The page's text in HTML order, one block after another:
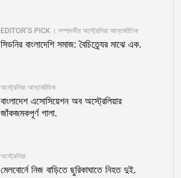
EDITOR'S PICK । সম্পাদকীয় অস্ট্রেলিয়া আন্তর্জাতিক
সিডনির বাংলাদেশি সমাজ: বৈচিত্র্যের মাঝে এক.
অস্ট্রেলিয়া আন্তর্জাতিক
বাংলাদেশ এসোসিয়েশন অব অস্ট্রেলিয়ার
জাঁকজমকপূর্ণ গালা.
অস্ট্রেলিয়া
মেলবোর্নে নিজ বাড়িতে ছুরিকাঘাতে নিহত দুই.